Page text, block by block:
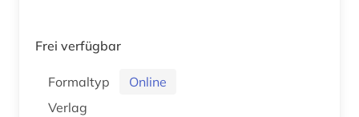
Frei verfügbar
Formaltyp
Online
Verlag